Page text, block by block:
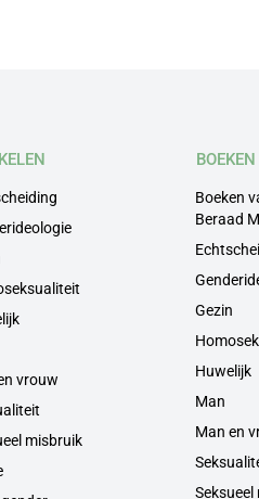
vrouw
misbruik
BOEKEN
Boeken
Beraad
Gezin
Huwelijk
Man
Man en